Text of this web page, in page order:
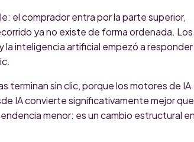
el comprador entra por la parte superior,
ya no existe de forma ordenada. Los
inteligencia artificial empezó a responder
terminan sin clic, porque los motores de IA
IA convierte significativamente mejor que
menor: es un cambio estructural